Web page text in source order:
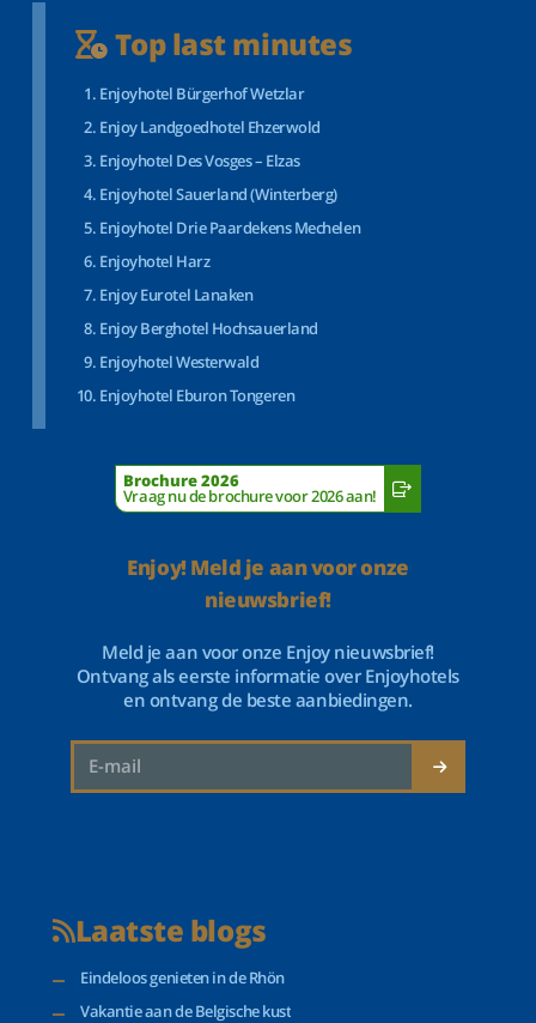
Top last minutes
Enjoyhotel Bürgerhof Wetzlar
Enjoy Landgoedhotel Ehzerwold
Enjoyhotel Des Vosges – Elzas
Enjoyhotel Sauerland (Winterberg)
Enjoyhotel Drie Paardekens Mechelen
Enjoyhotel Harz
Enjoy Eurotel Lanaken
Enjoy Berghotel Hochsauerland
Enjoyhotel Westerwald
Enjoyhotel Eburon Tongeren
Brochure 2026
Vraag nu de brochure voor 2026 aan!
Enjoy! Meld je aan voor onze
nieuwsbrief!
Meld je aan voor onze Enjoy nieuwsbrief!
Ontvang als eerste informatie over Enjoyhotels
en ontvang de beste aanbiedingen.
Laatste blogs
Eindeloos genieten in de Rhön
Vakantie aan de Belgische kust